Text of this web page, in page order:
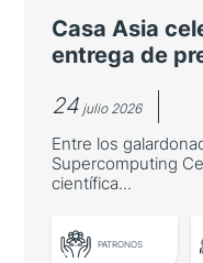
Casa Asia
entrega de
24 julio 2026
Entre los
Supercomputing
científica...
PATRONOS